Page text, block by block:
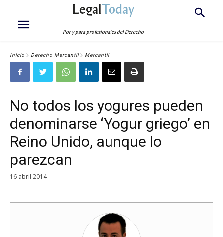
LegalToday
Por y para profesionales del Derecho
Inicio Derecho Mercantil Mercantil
No todos los yogures pueden
denominarse ‘Yogur griego’ en
Reino Unido, aunque lo
parezcan
16 abril 2014